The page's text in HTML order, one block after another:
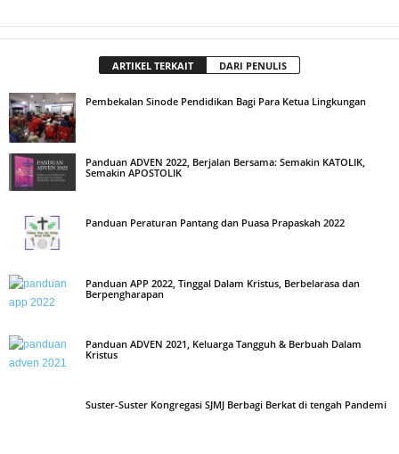
ARTIKEL TERKAIT DARI PENULIS
Pembekalan Sinode Pendidikan Bagi Para Ketua Lingkungan
Panduan ADVEN 2022, Berjalan Bersama: Semakin KATOLIK,
Semakin APOSTOLIK
Panduan Peraturan Pantang dan Puasa Prapaskah 2022
Panduan APP 2022, Tinggal Dalam Kristus, Berbelarasa dan
Berpengharapan
Panduan ADVEN 2021, Keluarga Tangguh & Berbuah Dalam
Kristus
Suster-Suster Kongregasi SJMJ Berbagi Berkat di tengah Pandemi